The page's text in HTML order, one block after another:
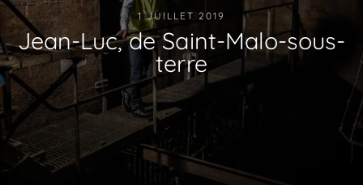
1 JUILLET 2019
Jean-Luc, de Saint-Malo-sous-
terre